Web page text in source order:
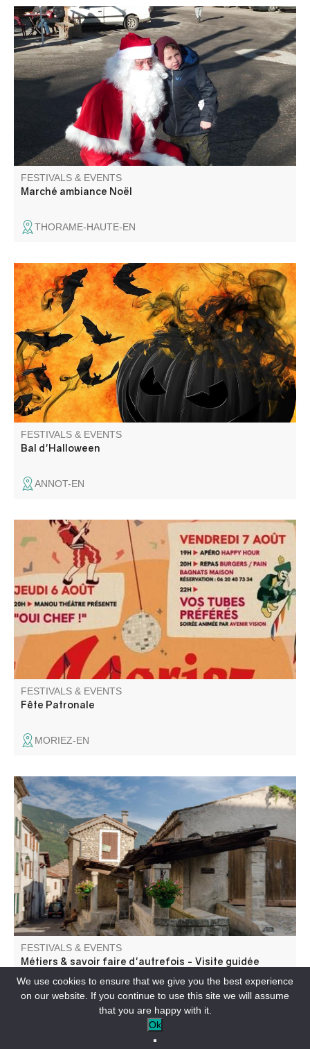
Ambiance féerique sur la place du village. Marché
gourmand, décoration et jouets.
FESTIVALS & EVENTS
Marché ambiance Noël
THORAME-HAUTE-EN
Halloween ball open to all, organized by the Comité des
fêtes.
FESTIVALS & EVENTS
Bal d'Halloween
ANNOT-EN
Le Comité des fêtes vous propose ses soirées
dansantes,. fanfare, animation pour enfants, concours de
longue, messe, dépôt de gerbes, et repas sur résa.
FESTIVALS & EVENTS
Fête Patronale
MORIEZ-EN
Perched at an altitude of 700 meters in the upper Vaïre
valley, Annot is a place to discover the trades and skills of
yesteryear.
FESTIVALS & EVENTS
Métiers & savoir faire d'autrefois - Visite guidée
ANNOT-EN
We use cookies to ensure that we give you the best experience
on our website. If you continue to use this site we will assume
that you are happy with it.
Ok